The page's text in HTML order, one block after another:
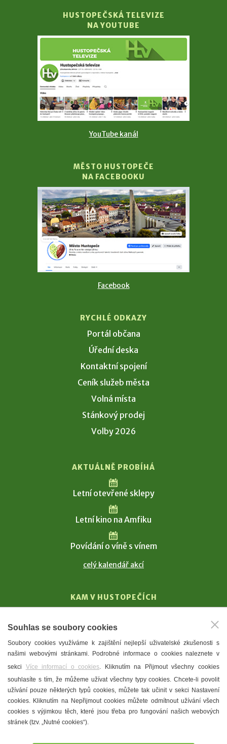
HUSTOPEČSKÁ TELEVIZE
NA YOUTUBE
YouTube kanál
MĚSTO HUSTOPEČE
NA FACEBOOKU
Facebook
RYCHLÉ ODKAZY
Portál občana
Úřední deska
Kontaktní spojení
Ceník služeb města
Volná místa
Stánkový prodej
Volby 2026
AKTUÁLNĚ PROBÍHÁ
Letní otevřené sklepy
Letní kino na Amfiku
Povídání o víně s vínem
celý kalendář akcí
KAM V HUSTOPEČÍCH
T. G. Masaryk
Mandloně
Ubytování
Restaurace
Městské muzeum a galerie
Denní meníčka
Souhlas se soubory cookies
Soubory cookies využíváme k zajištění nejlepší uživatelské zkušenosti s
našimi webovými stránkami. Podrobné informace o cookies naleznete v
sekci Více informací o cookies. Kliknutím na Přijmout všechny cookies
souhlasíte s tím, že můžeme užívat všechny typy cookies. Chcete-li povolit
užívání pouze některých typů cookies, můžete tak učinit v sekci Nastavení
cookies. Kliknutím na Nepřijmout cookies můžete odmítnout užívání všech
cookies s výjimkou těch, které jsou třeba pro fungování našich webových
stránek (tzv. „Nutné cookies“).